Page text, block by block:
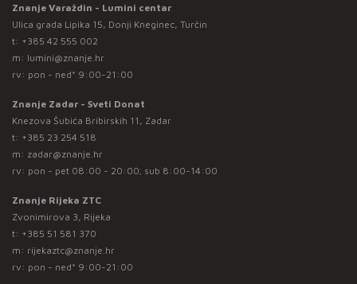
Znanje Varaždin - Lumini centar
Ulica grada Lipika 15, Donji Kneginec, Turčin
t: +385 42 555 002
m: lumini@znanje.hr
rv: pon - ned* 9:00-21:00
Znanje Zadar - Sveti Donat
Knezova Šubića Bribirskih 11, Zadar
t: +385 23 254 518
m: zadar@znanje.hr
rv: pon - pet 08:00 - 20:00; sub 8:00-14:00
Znanje Rijeka ZTC
Zvonimirova 3, Rijeka
t: +385 51 581 370
m: rijekaztc@znanje.hr
rv: pon - ned* 9:00-21:00